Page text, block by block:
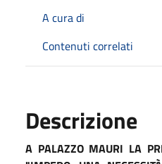
A cura di
Contenuti correlati
Descrizione
A PALAZZO MAURI LA